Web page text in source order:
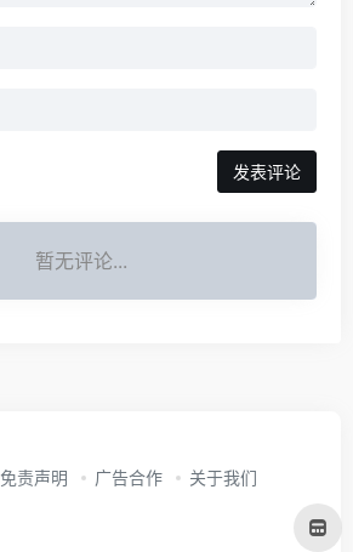
发表评论
暂无评论...
免责声明 广告合作 关于我们